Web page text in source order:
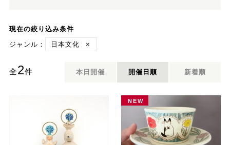
現在の絞り込み条件
ジャンル：
日本文化 ×
全2件 本日開催 開催日順 新着順
NEW